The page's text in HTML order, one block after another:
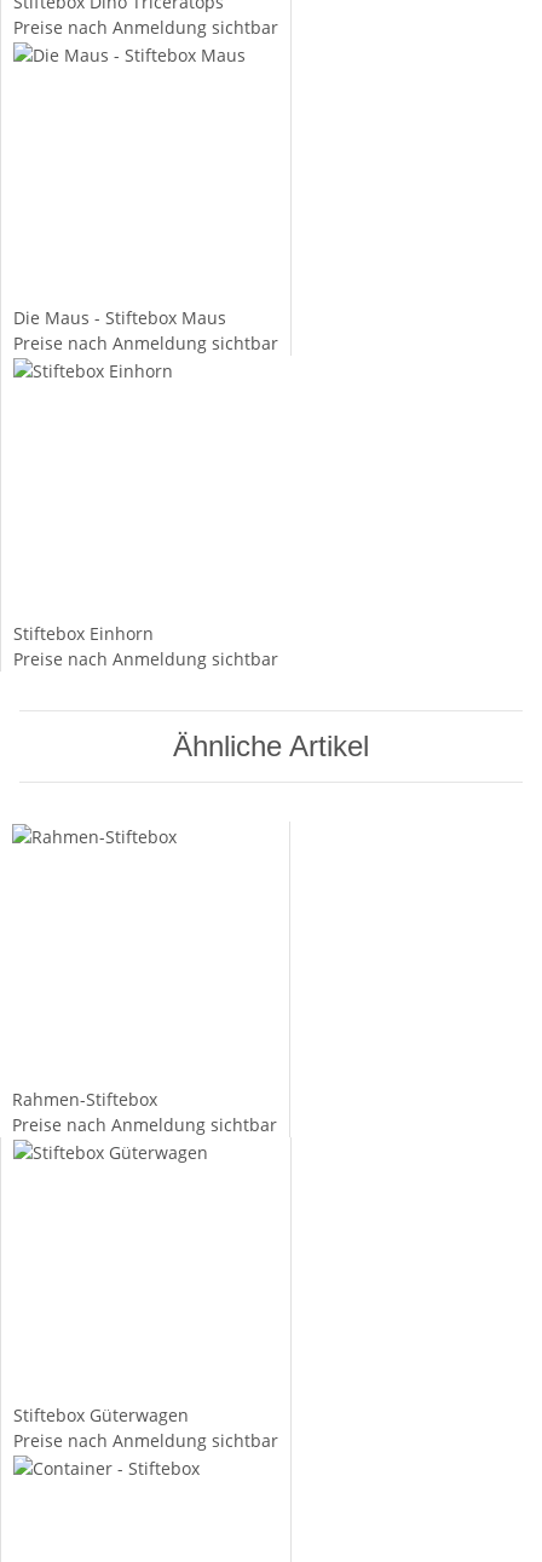
Preise nach Anmeldung sichtbar
Die Maus - Stiftebox Maus
Preise nach Anmeldung sichtbar
Stiftebox Einhorn
Preise nach Anmeldung sichtbar
Ähnliche Artikel
Rahmen-Stiftebox
Preise nach Anmeldung sichtbar
Stiftebox Güterwagen
Preise nach Anmeldung sichtbar